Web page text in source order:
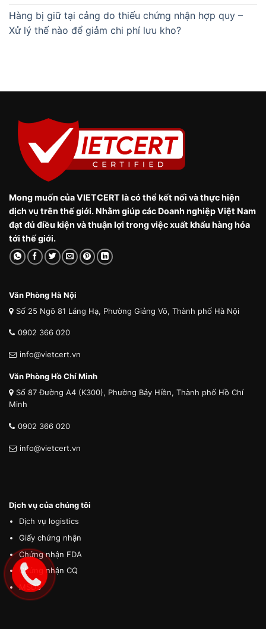
Hàng bị giữ tại cảng do thiếu chứng nhận hợp quy –
Xử lý thế nào để giảm chi phí lưu kho?
Mong muốn của VIETCERT là có thể kết nối và thực hiện
dịch vụ trên thế giới. Nhằm giúp các Doanh nghiệp Việt Nam
đạt đủ điều kiện và thuận lợi trong việc xuất khẩu hàng hóa
tới thế giới.
Văn Phòng Hà Nội
Số 25 Ngõ 81 Láng Hạ, Phường Giảng Võ, Thành phố Hà Nội
0902 366 020
info@vietcert.vn
Văn Phòng Hồ Chí Minh
Số 87 Đường A4 (K300), Phường Bảy Hiền, Thành phố Hồ Chí
Minh
0902 366 020
info@vietcert.vn
Dịch vụ của chúng tôi
Dịch vụ logistics
Giấy chứng nhận
Chứng nhận FDA
Chứng nhận CQ
MSDS